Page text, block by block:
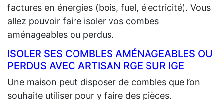
factures en énergies (bois, fuel, électricité). Vous
allez pouvoir faire isoler vos combes
aménageables ou perdus.
ISOLER SES COMBLES AMÉNAGEABLES OU
PERDUS AVEC ARTISAN RGE SUR IGE
Une maison peut disposer de combles que l’on
souhaite utiliser pour y faire des pièces.